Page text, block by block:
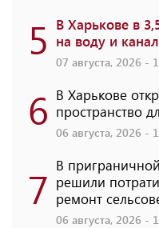
5 В Харькове в
на воду и
07 августа, 2026 -
6 В Харькове
пространство
06 августа, 2026 -
7 В
решили
ремонт
06 августа, 2026 -